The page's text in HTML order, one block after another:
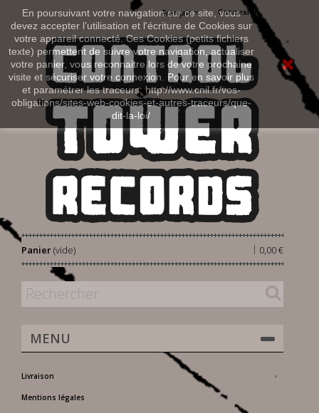
En poursuivant votre navigation sur ce site, vous
devez accepter l’utilisation et l'écriture de Cookies sur
votre appareil connecté. Ces Cookies (petits fichiers
texte) permettent de suivre votre navigation, actualiser
votre panier, vous reconnaitre lors de votre prochaine
visite et sécuriser votre connexion. Pour en savoir plus
et paramétrer les traceurs: http://www.cnil.fr/vos-
obligations/sites-web-cookies-et-autres-traceurs/que-
dit-la-loi/
Connexion
Français
Panier 0,00 €
|
(vide)
MENU
Livraison
Mentions légales